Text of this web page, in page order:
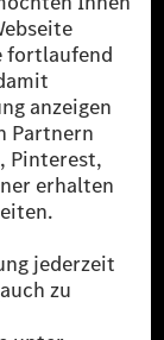
oder nicht
durch
MB.CHARGE
der jeweiligen
vorliegt,
Diese stellen
eine äquivalente
eingespeist wird.
Test